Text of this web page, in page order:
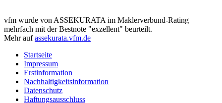
vfm wurde von ASSEKURATA im Maklerverbund-Rating
mehrfach mit der Bestnote "exzellent" beurteilt.
Mehr aufassekurata.vfm.de
Startseite
Impressum
Erstinformation
Nachhaltigkeitsinformation
Datenschutz
Haftungsausschluss